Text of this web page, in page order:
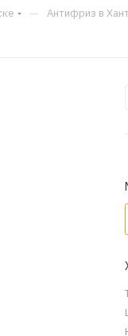
— Антифриз в